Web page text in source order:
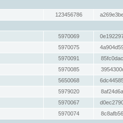
123456786
5970069
5970075
5970091
5970085
5650068
5979020
5970067
5970074